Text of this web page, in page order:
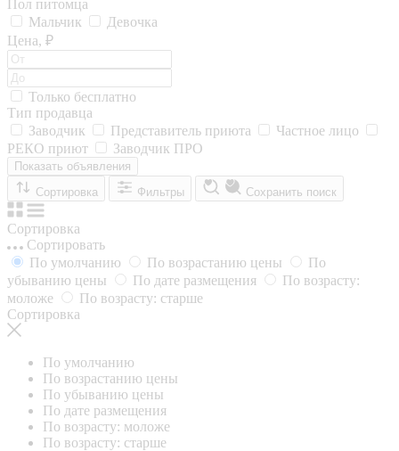
Пол питомца
Мальчик
Девочка
Цена, ₽
Только бесплатно
Тип продавца
Заводчик
Представитель приюта
Частное лицо
РЕКО приют
Заводчик ПРО
Показать объявления
Сортировка
Фильтры Сохранить поиск
Сортировка
Сортировать
По умолчанию
По возрастанию цены
По
убыванию цены
По дате размещения
По возрасту:
моложе
По возрасту: старше
Сортировка
По умолчанию
По возрастанию цены
По убыванию цены
По дате размещения
По возрасту: моложе
По возрасту: старше